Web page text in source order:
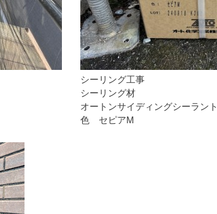
シーリング工事
シーリング材
オートンサイディングシーラント
色 セピアM